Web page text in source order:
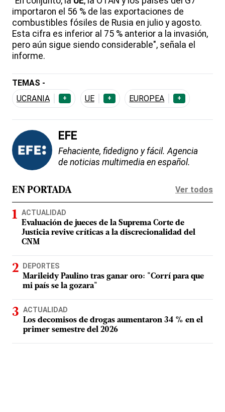
importaron el 56 % de las exportaciones de
combustibles fósiles de Rusia en julio y agosto.
Esta cifra es inferior al 75 % anterior a la invasión,
pero aún sigue siendo considerable", señala el
informe.
TEMAS -
UCRANIA
+ UE + EUROPEA +
EFE
Fehaciente, fidedigno y fácil. Agencia
de noticias multimedia en español.
EN PORTADA Ver todos
ACTUALIDAD
Evaluación de jueces de la Suprema Corte de
Justicia revive críticas a la discrecionalidad del
CNM
DEPORTES
Marileidy Paulino tras ganar oro: "Corrí para que
mi país se la gozara"
ACTUALIDAD
Los decomisos de drogas aumentaron 34 % en el
primer semestre del 2026